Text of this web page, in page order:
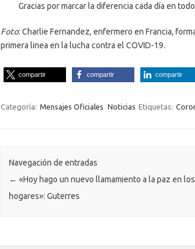
Gracias por marcar la diferencia cada día en
Foto: Charlie Fernandez, enfermero en Francia,
primera linea en la lucha contra el COVID-19.
compartir compartir compartir
Categoría: Mensajes Oficiales Noticias Etiquetas:
Navegación de entradas
← «Hoy hago un nuevo llamamiento a la paz en los
hogares»: Guterres